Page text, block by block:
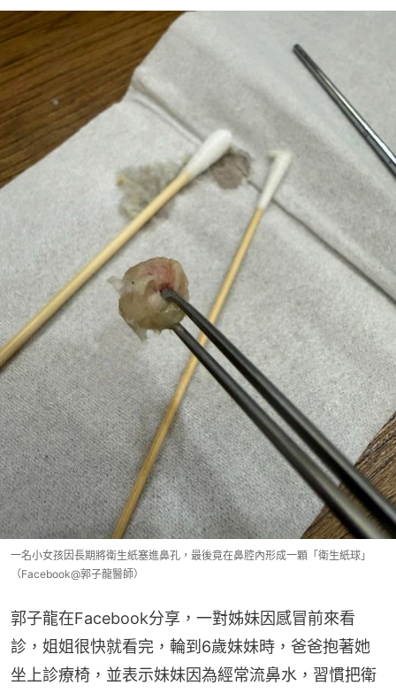
一名小女孩因長期將衛生紙塞進鼻孔，最後竟在鼻腔內形成一顆「衛生紙球」
（Facebook@郭子龍醫師）
郭子龍在Facebook分享，一對姊妹因感冒前來看
診，姐姐很快就看完，輪到6歲妹妹時，爸爸抱著她
坐上診療椅，並表示妹妹因為經常流鼻水，習慣把衛